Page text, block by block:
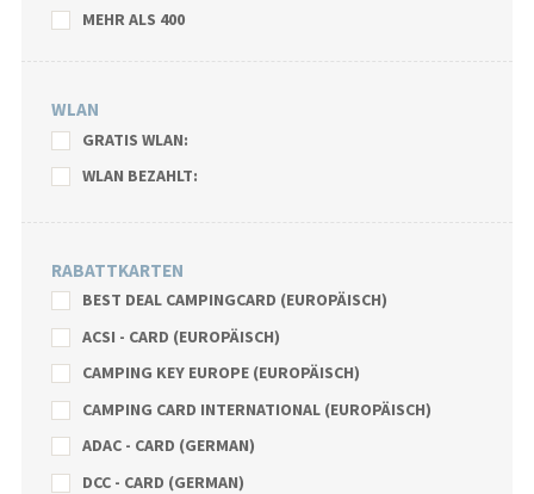
MEHR ALS 400
WLAN
GRATIS WLAN:
WLAN BEZAHLT:
RABATTKARTEN
BEST DEAL CAMPINGCARD (EUROPÄISCH)
ACSI - CARD (EUROPÄISCH)
CAMPING KEY EUROPE (EUROPÄISCH)
CAMPING CARD INTERNATIONAL (EUROPÄISCH)
ADAC - CARD (GERMAN)
DCC - CARD (GERMAN)